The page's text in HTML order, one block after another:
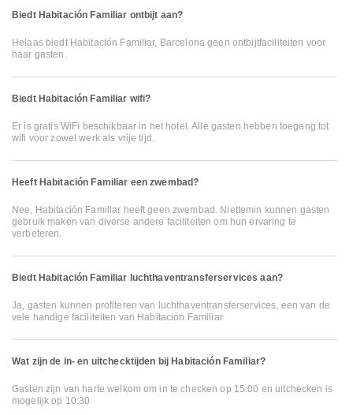
Biedt Habitación Familiar ontbijt aan?
Helaas biedt Habitación Familiar, Barcelona geen ontbijtfaciliteiten voor
haar gasten.
Biedt Habitación Familiar wifi?
Er is gratis WiFi beschikbaar in het hotel. Alle gasten hebben toegang tot
wifi voor zowel werk als vrije tijd.
Heeft Habitación Familiar een zwembad?
Nee, Habitación Familiar heeft geen zwembad. Niettemin kunnen gasten
gebruik maken van diverse andere faciliteiten om hun ervaring te
verbeteren.
Biedt Habitación Familiar luchthaventransferservices aan?
Ja, gasten kunnen profiteren van luchthaventransferservices, een van de
vele handige faciliteiten van Habitación Familiar
Wat zijn de in- en uitchecktijden bij Habitación Familiar?
Gasten zijn van harte welkom om in te checken op 15:00 en uitchecken is
mogelijk op 10:30